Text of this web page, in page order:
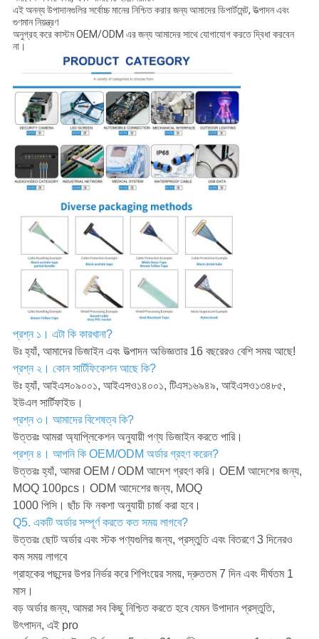
এই অনন্য উপাদানগুলির সর্বোচ্চ মানের নিশ্চিত করার জন্য আমাদের ডিপার্টমেন্ট, উত্পাদন এবং
গুণমান নিয়ন্ত্রণ
অনুগ্রহ করে কাস্টম OEM/ODM এর জন্য আমাদের সাথে যোগাযোগ করতে দ্বিধা করবেন
না।
প্রশ্ন ১। এটা কি কারখানা?
উঃ হ্যাঁ, আমাদের ডিজাইন এবং উত্পাদন অভিজ্ঞতার 16 বছরেরও বেশি সময় আছে!
প্রশ্ন ২। কোন সার্টিফিকেশন আছে কি?
উঃ হ্যাঁ, আইএস০৯০০১, আইএসও১৪০০১, টিএস১৬৯৪৯, আইএসও১৩৪৮৫,
ইউএল সার্টিফাইড।
প্রশ্ন ৩। আমাদের বিশেষত্ব কি?
উত্তরঃ আমরা অ্যাপ্লিকেশন অনুযায়ী পণ্য ডিজাইন করতে পারি।
প্রশ্ন ৪। আপনি কি OEM/ODM অর্ডার গ্রহণ করেন?
উত্তরঃ হ্যাঁ, আমরা OEM / ODM আদেশ গ্রহণ করি। OEM আদেশের জন্য,
MOQ 100pcs। ODM আদেশের জন্য, MOQ
1000 পিসি। ছাঁচ ফি নকশা অনুযায়ী চার্জ করা হবে।
Q5. একটি অর্ডার সম্পূর্ণ করতে কত সময় লাগবে?
উত্তরঃ ছোট অর্ডার এবং স্টক পণ্যগুলির জন্য, প্রস্তুতি এবং বিতরণে 3 দিনেরও
কম সময় লাগবে
গ্রাহকের পছন্দের উপর নির্ভর করে শিপিংয়ের সময়, দ্রুততম 7 দিন এবং দীর্ঘতম 1
মাস।
বড় অর্ডার জন্য, আমরা সব কিছু নিশ্চিত করতে হবে যেমন উপাদান প্রস্তুতি,
উৎপাদন, এই pro